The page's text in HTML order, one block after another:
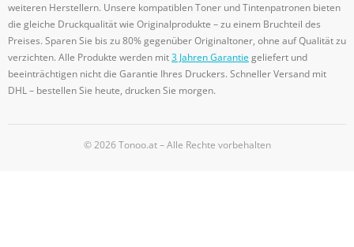
weiteren Herstellern. Unsere kompatiblen Toner und Tintenpatronen bieten
die gleiche Druckqualität wie Originalprodukte – zu einem Bruchteil des
Preises. Sparen Sie bis zu 80% gegenüber Originaltoner, ohne auf Qualität zu
verzichten. Alle Produkte werden mit3 Jahren Garantiegeliefert und
beeinträchtigen nicht die Garantie Ihres Druckers. Schneller Versand mit
DHL – bestellen Sie heute, drucken Sie morgen.
© 2026 Tonoo.at – Alle Rechte vorbehalten